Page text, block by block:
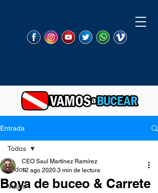
Entrada
Todos
Viajes
Todos
Boya de buceo & Carrete
CEO Saul Martínez Ramírez
12 ago 2020 3 min de lectura